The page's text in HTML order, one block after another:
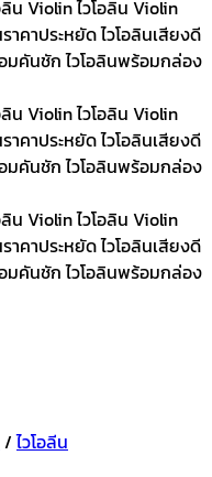
/ ไวโอลีน